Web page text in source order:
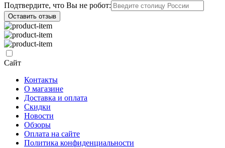
Подтвердите, что Вы не робот:
Оставить отзыв
Сайт
Контакты
О магазине
Доставка и оплата
Скидки
Новости
Обзоры
Оплата на сайте
Политика конфиденциальности